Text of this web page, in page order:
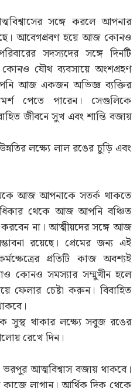
সঙ্গে করলে আপনার
আবেগপ্রবণ হয়ে আজ কোনও
সদস্যদের সঙ্গে দিনটি
কোনও যৌথ ব্যবসায়ে অংশগ্রহণ
আজ একজন অভিজ্ঞ ব্যক্তির
পেতে পারেন। সেগুলিকে
জীবনে সুখ এবং শান্তি বজায়
লক্ষ্যে লাল রঙের চুড়ি এবং
আজ আপনাকে সতর্ক থাকতে
থেকে আজ আপনি বঞ্চিত
না। আত্মীয়দের সঙ্গে আজ
রয়েছে। প্রেমের জন্য এই
প্রতিটি কাজ অবশ্যই
কোনও সমস্যার সম্মুখীন হলে
ফেলার চেষ্টা করুন। বিবাহিত
সুস্থ থাকার লক্ষ্যে সবুজ রঙের
রেখে দিন।
আত্মবিশ্বাস বজায় থাকবে।